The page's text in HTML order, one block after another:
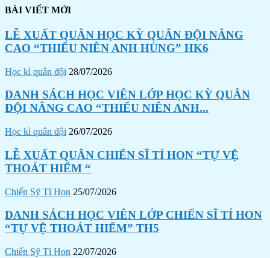
BÀI VIẾT MỚI
LỄ XUẤT QUÂN HỌC KỲ QUÂN ĐỘI NÂNG
CAO “THIẾU NIÊN ANH HÙNG” HK6
Học kì quân đội 28/07/2026
DANH SÁCH HỌC VIÊN LỚP HỌC KỲ QUÂN
ĐỘI NÂNG CAO “THIẾU NIÊN ANH...
Học kì quân đội 26/07/2026
LỄ XUẤT QUÂN CHIẾN SĨ TÍ HON “TỰ VỆ
THOÁT HIỂM “
Chiến Sỹ Tí Hon 25/07/2026
DANH SÁCH HỌC VIÊN LỚP CHIẾN SĨ TÍ HON
“TỰ VỆ THOÁT HIỂM” TH5
Chiến Sỹ Tí Hon 22/07/2026